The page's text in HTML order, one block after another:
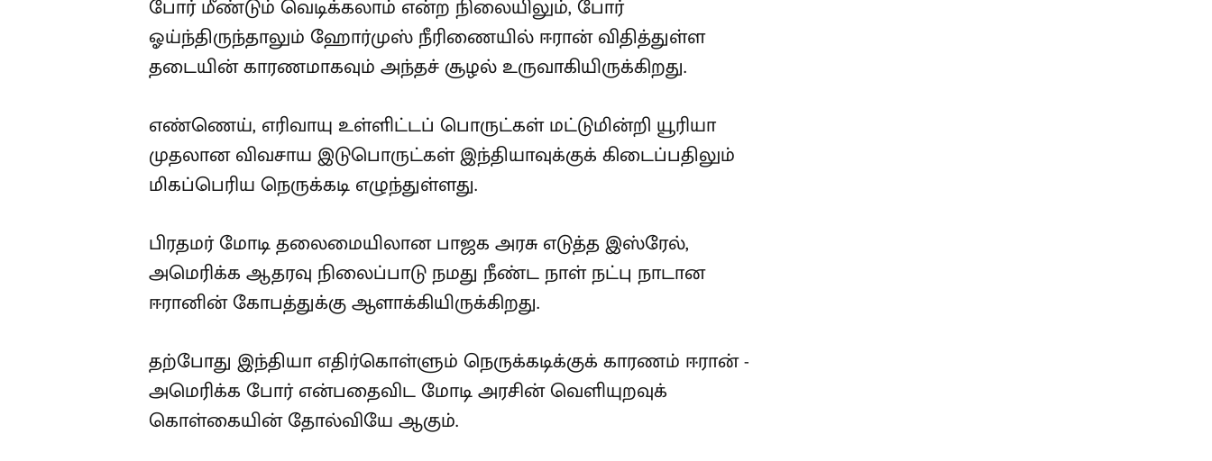
போர் மீண்டும் வெடிக்கலாம் என்ற நிலையிலும், போர்
ஓய்ந்திருந்தாலும் ஹோர்முஸ் நீரிணையில் ஈரான் விதித்துள்ள
தடையின் காரணமாகவும் அந்தச் சூழல் உருவாகியிருக்கிறது.
எண்ணெய், எரிவாயு உள்ளிட்டப் பொருட்கள் மட்டுமின்றி யூரியா
முதலான விவசாய இடுபொருட்கள் இந்தியாவுக்குக் கிடைப்பதிலும்
மிகப்பெரிய நெருக்கடி எழுந்துள்ளது.
பிரதமர் மோடி தலைமையிலான பாஜக அரசு எடுத்த இஸ்ரேல்,
அமெரிக்க ஆதரவு நிலைப்பாடு நமது நீண்ட நாள் நட்பு நாடான
ஈரானின் கோபத்துக்கு ஆளாக்கியிருக்கிறது.
தற்போது இந்தியா எதிர்கொள்ளும் நெருக்கடிக்குக் காரணம் ஈரான் -
அமெரிக்க போர் என்பதைவிட மோடி அரசின் வெளியுறவுக்
கொள்கையின் தோல்வியே ஆகும்.